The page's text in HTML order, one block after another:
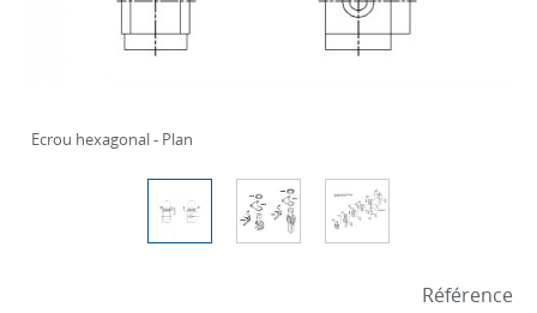
Ecrou hexagonal - Plan
Référence